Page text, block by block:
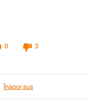
0
3
Înapoi sus